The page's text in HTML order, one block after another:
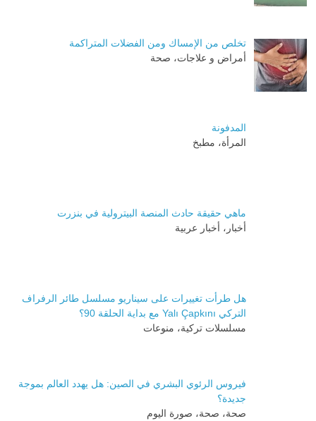
تخلص من الإمساك ومن الفضلات المتراكمة
أمراض و علاجات، صحة
المدفونة
المرأة، مطبخ
ماهي حقيقة حادث المنصة البيترولية في بنزرت
أخبار، أخبار عربية
هل طرأت تغييرات على سيناريو مسلسل طائر الرفراف
التركي Yalı Çapkını مع بداية الحلقة 90؟
مسلسلات تركية، منوعات
فيروس الرئوي البشري في الصين: هل يهدد العالم بموجة
جديدة؟
صحة، صحة، صورة اليوم